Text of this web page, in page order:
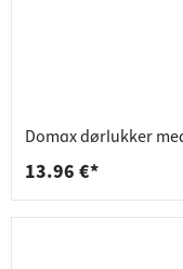
Domax dørlukker
13.96 €*